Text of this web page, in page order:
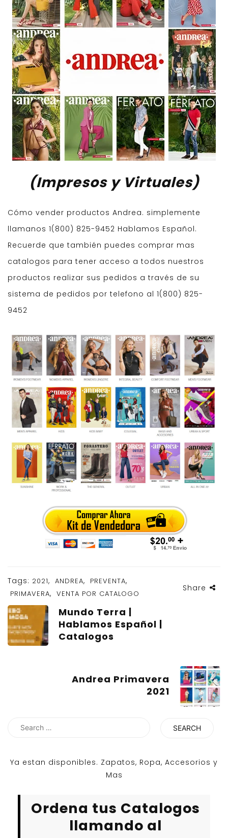
(Impresos y Virtuales)
Cómo vender productos Andrea. simplemente
llamanos 1(800) 825-9452 Hablamos Español.
Recuerde que también puedes comprar mas
catalogos para tener acceso a todos nuestros
productos realizar sus pedidos a través de su
sistema de pedidos por telefono al 1(800) 825-
9452
Tags: 2021, ANDREA, PREVENTA,
PRIMAVERA, VENTA POR CATALOGO
Share
Mundo Terra |
Hablamos Español |
Catalogos
Andrea Primavera
2021
Search
Ya estan disponibles. Zapatos, Ropa, Accesorios y
Mas
Ordena tus Catalogos
llamando al